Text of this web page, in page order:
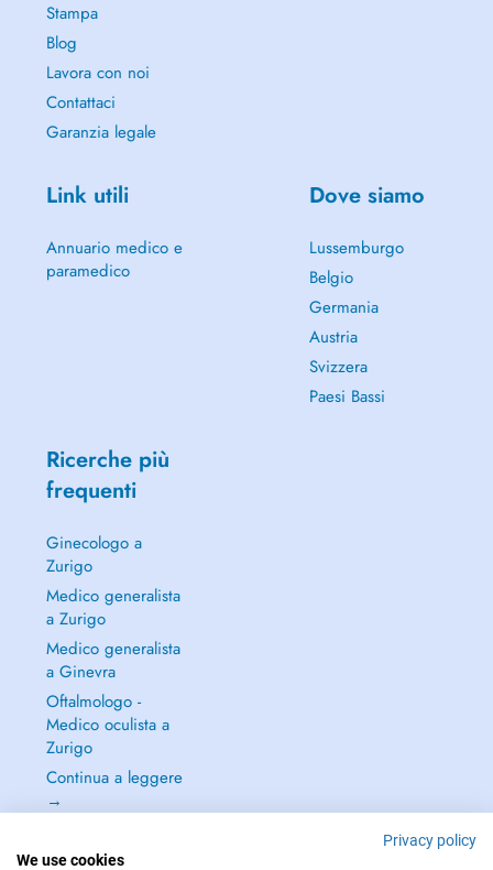
Stampa
Blog
Lavora con noi
Contattaci
Garanzia legale
Link utili
Annuario medico e
paramedico
Dove siamo
Lussemburgo
Belgio
Germania
Austria
Svizzera
Paesi Bassi
Ricerche più
frequenti
Ginecologo a
Zurigo
Medico generalista
a Zurigo
Medico generalista
a Ginevra
Oftalmologo -
Medico oculista a
Zurigo
Continua a leggere
→
Privacy policy
We use cookies